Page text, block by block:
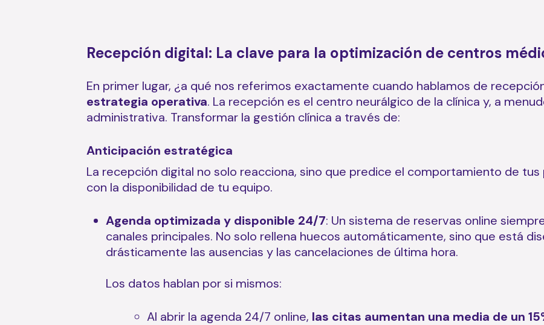
Recepción digital: La clave para la optimización de centros
En primer lugar, ¿a qué nos referimos exactamente cuando hablamos de
estrategia operativa. La recepción es el centro neurálgico de la clínica y, a
administrativa. Transformar la gestión clínica a través de:
Anticipación estratégica
La recepción digital no solo reacciona, sino que predice el comportamiento de
con la disponibilidad de tu equipo.
Agenda optimizada y disponible 24/7: Un sistema de reservas online
canales principales. No solo rellena huecos automáticamente, sino que está
drásticamente las ausencias y las cancelaciones de última hora.
Los datos hablan por si mismos:
Al abrir la agenda 24/7 online, las citas aumentan una media de un